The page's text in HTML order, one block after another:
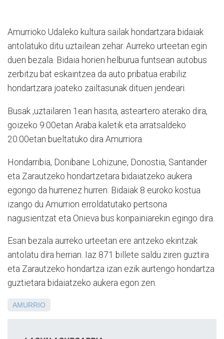
Amurrioko Udaleko kultura sailak hondartzara bidaiak
antolatuko ditu uztailean zehar. Aurreko urteetan egin
duen bezala. Bidaia horien helburua funtsean autobus
zerbitzu bat eskaintzea da auto pribatua erabiliz
hondartzara joateko zailtasunak dituen jendeari.
Busak ,uztailaren 1ean hasita, asteartero aterako dira,
goizeko 9:00etan Araba kaletik eta arratsaldeko
20:00etan bueltatuko dira Amurriora.
Hondarribia, Donibane Lohizune, Donostia, Santander
eta Zarautzeko hondartzetara bidaiatzeko aukera
egongo da hurrenez hurren. Bidaiak 8 euroko kostua
izango du Amurrion erroldatutako pertsona
nagusientzat eta Onieva bus konpainiarekin egingo dira.
Esan bezala aurreko urteetan ere antzeko ekintzak
antolatu dira herrian. Iaz 871 billete saldu ziren guztira
eta Zarautzeko hondartza izan ezik aurtengo hondartza
guztietara bidaiatzeko aukera egon zen.
AMURRIO